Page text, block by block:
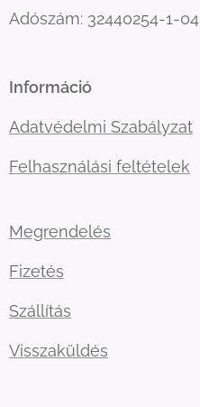
Adószám: 32440254-1-04
Információ
Adatvédelmi Szabályzat
Felhasználási feltételek
Megrendelés
Fizetés
Szállítás
Visszaküldés